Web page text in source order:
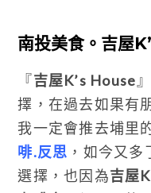
南投美食。吉屋
『吉屋K’s House
擇，在過去如果有
我一定會推去埔里
啡.反思 ，如今又
選擇，也因為吉屋